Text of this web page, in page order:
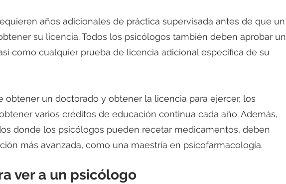
su licencia. Todos los psicólogos también deben aprobar un
como cualquier prueba de licencia adicional específica de su
obtener un doctorado y obtener la licencia para ejercer, los
varios créditos de educación continua cada año. Además,
donde los psicólogos pueden recetar medicamentos, deben
más avanzada, como una maestría en psicofarmacología.
ver a un psicólogo